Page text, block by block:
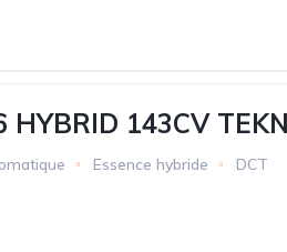
HYBRID 143CV
Essence hybride DCT